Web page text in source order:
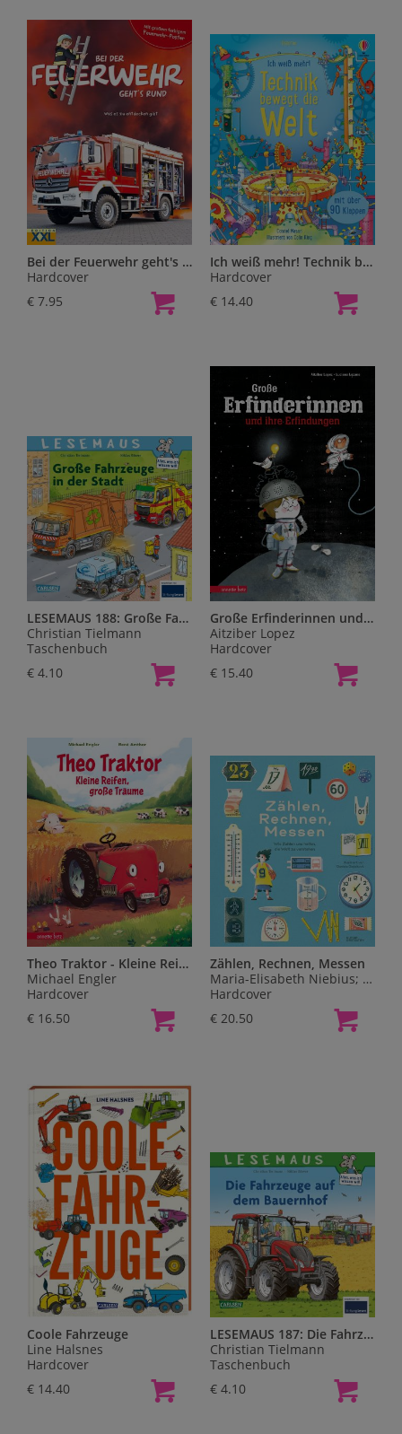
Bei der Feuerwehr geht's rund - mit großem farbigem Feuerwehr-Poster, m. 1 Beilage
Hardcover
€ 7.95
Ich weiß mehr! Technik bewegt die Welt
Hardcover
€ 14.40
LESEMAUS 188: Große Fahrzeuge in der Stadt
Christian Tielmann
Taschenbuch
€ 4.10
Große Erfinderinnen und ihre Erfindungen
Aitziber Lopez
Hardcover
€ 15.40
Theo Traktor - Kleine Reifen, große Träume
Michael Engler
Hardcover
€ 16.50
Zählen, Rechnen, Messen
Maria-Elisabeth Niebius; Robert Klanten; Kleine Gestalten
Hardcover
€ 20.50
Coole Fahrzeuge
Line Halsnes
Hardcover
€ 14.40
LESEMAUS 187: Die Fahrzeuge auf dem Bauernhof
Christian Tielmann
Taschenbuch
€ 4.10